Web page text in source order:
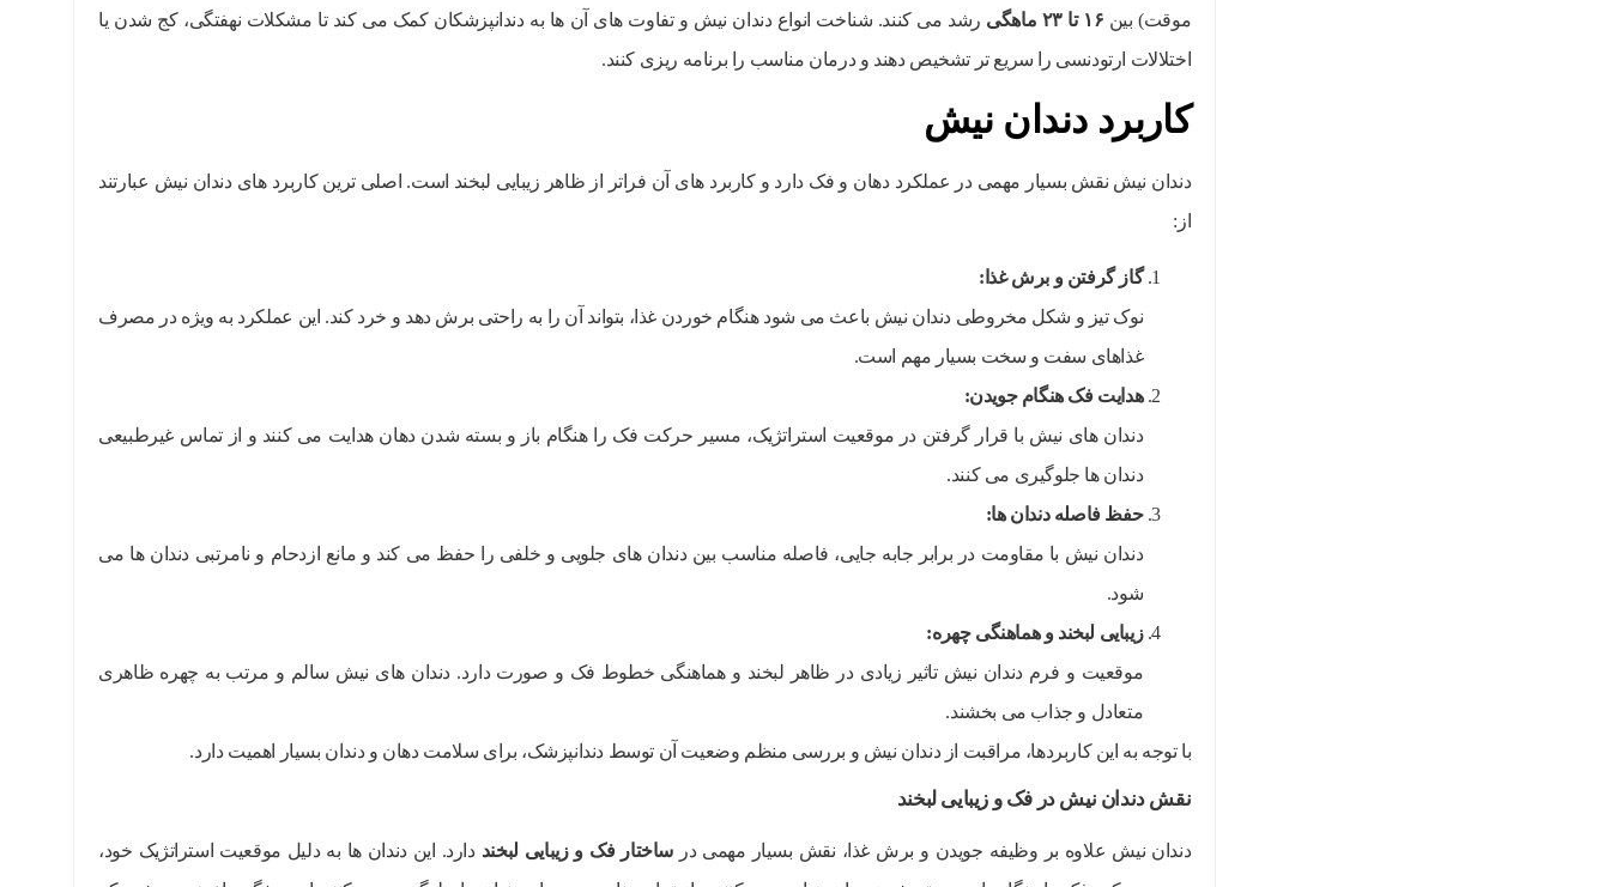
موقت) بین ۱۶ تا ۲۳ ماهگی رشد می کنند. شناخت انواع دندان نیش و تفاوت های آن ها به دندانپزشکان کمک می کند تا مشکلات نهفتگی، کج شدن یا
اختلالات ارتودنسی را سریع تر تشخیص دهند و درمان مناسب را برنامه ریزی کنند.
کاربرد دندان نیش
دندان نیش نقش بسیار مهمی در عملکرد دهان و فک دارد و کاربرد های آن فراتر از ظاهر زیبایی لبخند است. اصلی ترین کاربرد های دندان نیش عبارتند
از:
گاز گرفتن و برش غذا :
نوک تیز و شکل مخروطی دندان نیش باعث می شود هنگام خوردن غذا، بتواند آن را به راحتی برش دهد و خرد کند. این عملکرد به ویژه در مصرف
غذاهای سفت و سخت بسیار مهم است.
هدایت فک هنگام جویدن:
دندان های نیش با قرار گرفتن در موقعیت استراتژیک، مسیر حرکت فک را هنگام باز و بسته شدن دهان هدایت می کنند و از تماس غیرطبیعی
دندان ها جلوگیری می کنند.
حفظ فاصله دندان ها:
دندان نیش با مقاومت در برابر جابه جایی، فاصله مناسب بین دندان های جلویی و خلفی را حفظ می کند و مانع ازدحام و نامرتبی دندان ها می
شود.
زیبایی لبخند و هماهنگی چهره:
موقعیت و فرم دندان نیش تاثیر زیادی در ظاهر لبخند و هماهنگی خطوط فک و صورت دارد. دندان های نیش سالم و مرتب به چهره ظاهری
متعادل و جذاب می بخشند.
با توجه به این کاربردها، مراقبت از دندان نیش و بررسی منظم وضعیت آن توسط دندانپزشک، برای سلامت دهان و دندان بسیار اهمیت دارد.
نقش دندان نیش در فک و زیبایی لبخند
دندان نیش علاوه بر وظیفه جویدن و برش غذا، نقش بسیار مهمی درساختار فک و زیبایی لبخند دارد. این دندان ها به دلیل موقعیت استراتژیک خود،